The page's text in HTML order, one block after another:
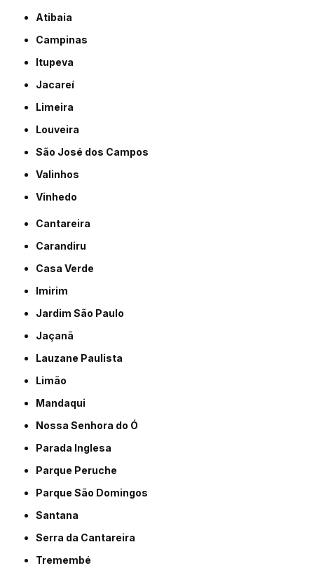
Atibaia
Campinas
Itupeva
Jacareí
Limeira
Louveira
São José dos Campos
Valinhos
Vinhedo
Cantareira
Carandiru
Casa Verde
Imirim
Jardim São Paulo
Jaçanã
Lauzane Paulista
Limão
Mandaqui
Nossa Senhora do Ó
Parada Inglesa
Parque Peruche
Parque São Domingos
Santana
Serra da Cantareira
Tremembé